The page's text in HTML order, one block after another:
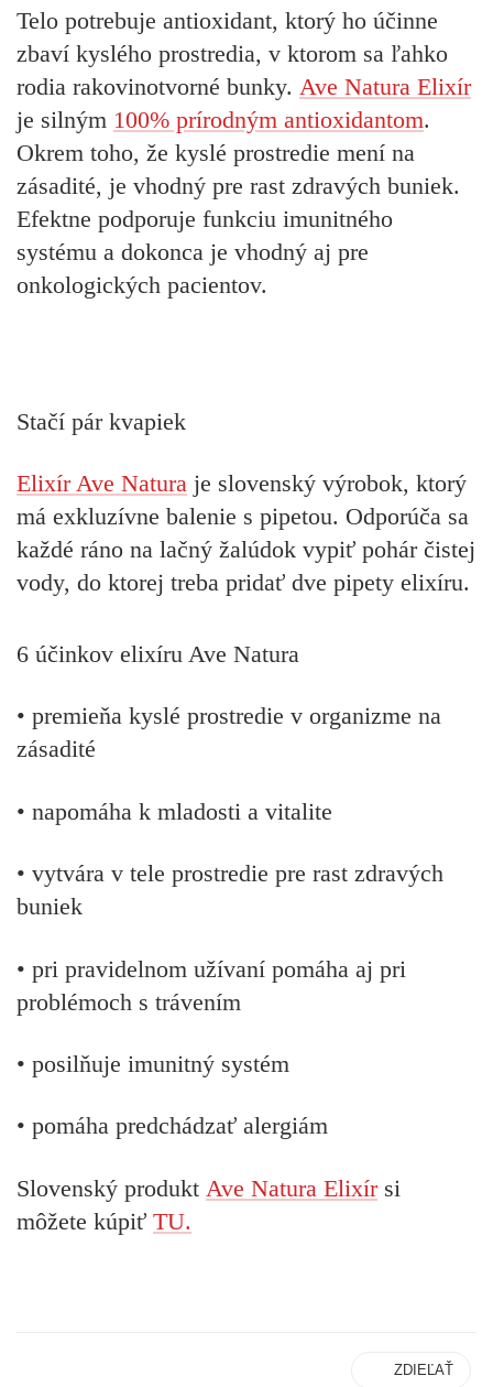
Telo potrebuje antioxidant, ktorý ho účinne
zbaví kyslého prostredia, v ktorom sa ľahko
rodia rakovinotvorné bunky. Ave Natura Elixír
je silným 100% prírodným antioxidantom.
Okrem toho, že kyslé prostredie mení na
zásadité, je vhodný pre rast zdravých buniek.
Efektne podporuje funkciu imunitného
systému a dokonca je vhodný aj pre
onkologických pacientov.
Stačí pár kvapiek
Elixír Ave Natura je slovenský výrobok, ktorý
má exkluzívne balenie s pipetou. Odporúča sa
každé ráno na lačný žalúdok vypiť pohár čistej
vody, do ktorej treba pridať dve pipety elixíru.
6 účinkov elixíru Ave Natura
• premieňa kyslé prostredie v organizme na
zásadité
• napomáha k mladosti a vitalite
• vytvára v tele prostredie pre rast zdravých
buniek
• pri pravidelnom užívaní pomáha aj pri
problémoch s trávením
• posilňuje imunitný systém
• pomáha predchádzať alergiám
Slovenský produkt Ave Natura Elixírsi
môžete kúpiť TU.
ZDIEĽAŤ